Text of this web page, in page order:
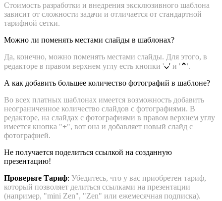
Стоимость разработки и внедрения эксклюзивного шаблона
зависит от сложности задачи и отличается от стандартной
тарифной сетки.
Можно ли поменять местами слайды в шаблонах?
Да, конечно, можно поменять местами слайды. Для этого, в
редакторе в правом верхнем углу есть кнопки '⌵' и ' ⌃'.
А как добавить большее количество фотографий в шаблоне?
Во всех платных шаблонах имеется возможность добавить
неограниченное количество слайдов с фотографиями. В
редакторе, на слайдах с фотографиями в правом верхнем углу
имеется кнопка "+", вот она и добавляет новый слайд с
фотографией.
Не получается поделиться ссылкой на созданную
презентацию!
Проверьте Тариф: Убедитесь, что у вас приобретен тариф,
который позволяет делиться ссылками на презентации
(например, "mini Zen", "Zen" или ежемесячная подписка).